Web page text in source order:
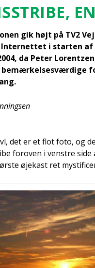
gik højt på TV2
Inter­net­tet i star­ten af
da Peter
det er et flot foto, og
for­oven i ven­stre
øje­kast ret